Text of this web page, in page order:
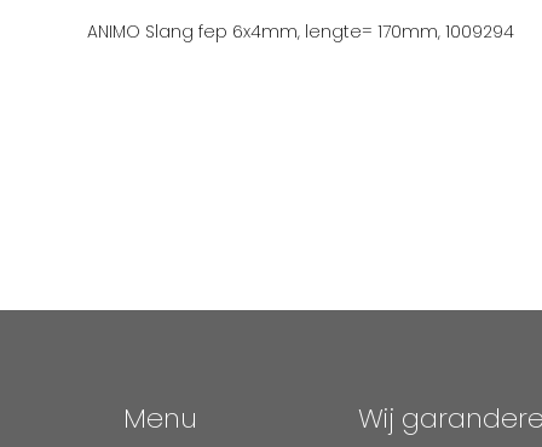
vanANIMO Slang fep 6x4mm, lengte= 170mm, 1009294
Menu Wij